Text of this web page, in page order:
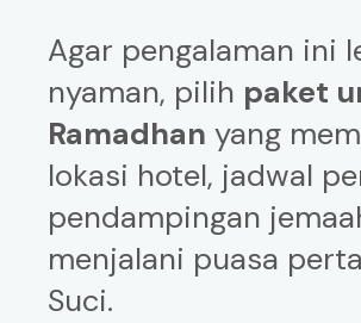
Agar pengalaman ini
nyaman, pilih paket
Ramadhan yang
lokasi hotel, jadwal
pendampingan
menjalani puasa
Suci.